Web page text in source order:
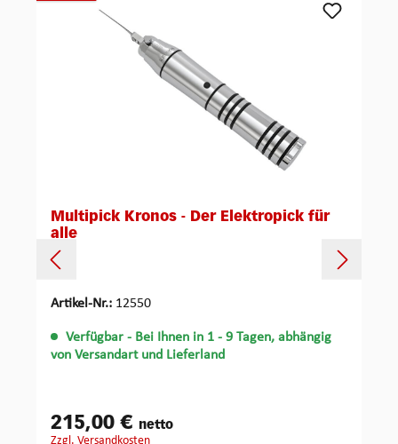
Multipick Kronos - Der Elektropick für
alle
Artikel-Nr.: 12550
Verfügbar - Bei Ihnen in 1 - 9 Tagen, abhängig
von Versandart und Lieferland
215,00 € netto
zzgl. Versandkosten